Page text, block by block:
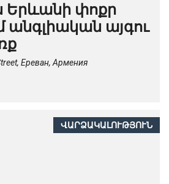
Երևանի փոքր
անգլիական այգու
Ереван, Армения
ՎԱՐՁԱԿԱԼՈՒԹՅՈՒՆ